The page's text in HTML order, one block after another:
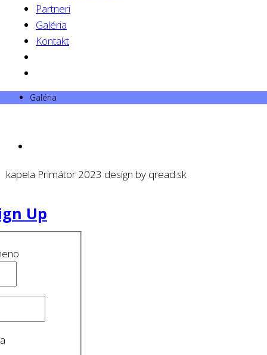
Partneri
Galéria
Kontakt
Galéria
kapela Primátor 2023 design by qread.sk
Up